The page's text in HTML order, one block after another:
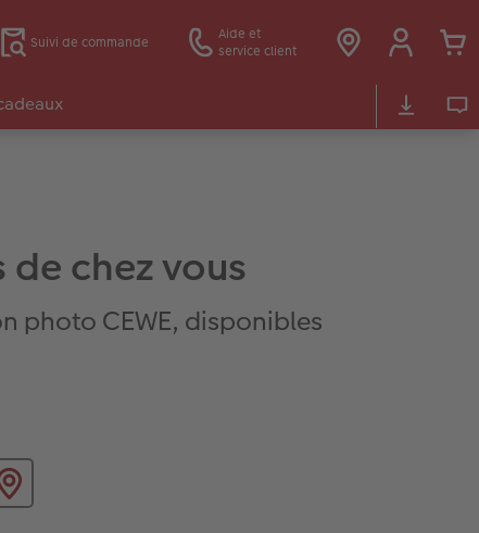
Suivi de commande
Aide et
service client
chez vous
photo CEWE, disponibles